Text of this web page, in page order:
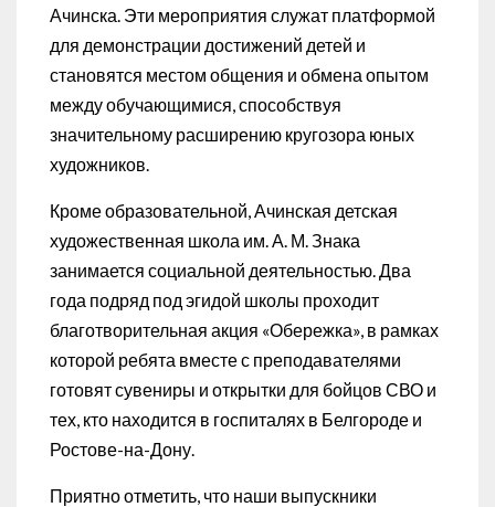
Ачинска. Эти мероприятия служат платформой
для демонстрации достижений детей и
становятся местом общения и обмена опытом
между обучающимися, способствуя
значительному расширению кругозора юных
художников.
Кроме образовательной, Ачинская детская
художественная школа им. А. М. Знака
занимается социальной деятельностью. Два
года подряд под эгидой школы проходит
благотворительная акция «Обережка», в рамках
которой ребята вместе с преподавателями
готовят сувениры и открытки для бойцов СВО и
тех, кто находится в госпиталях в Белгороде и
Ростове-на-Дону.
Приятно отметить, что наши выпускники